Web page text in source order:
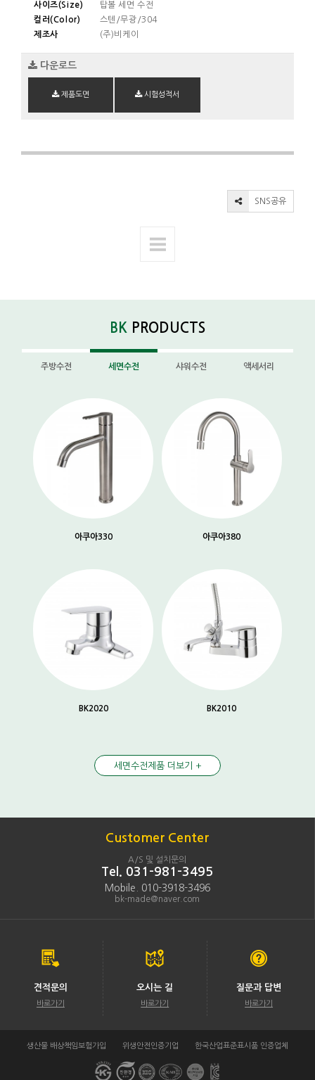
사이즈(Size)
탑볼 세면 수전
컬러(Color)
스텐/무광/304
제조사
(주)비케이
다운로드
제품도면 시험성적서
SNS공유
BK PRODUCTS
주방수전 세면수전 샤워수전 액세서리
아쿠아330 아쿠아380
BK2020 BK2010
세면수전제품 더보기 +
Customer Center
A/S 및 설치문의
Tel. 031-981-3495
Mobile. 010-3918-3496
bk-made@naver.com
견적문의
바로가기
오시는 길
바로가기
질문과 답변
바로가기
생산물 배상책임보험가입 위생안전인증기업 한국산업표준표시품 인증업체